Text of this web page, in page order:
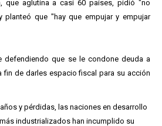
que aglutina a casi 60 países, pidió "no
planteó que "hay que empujar y empujar
defendiendo que se le condone deuda a
fin de darles espacio fiscal para su acción
y pérdidas, las naciones en desarrollo
industrializados han incumplido su